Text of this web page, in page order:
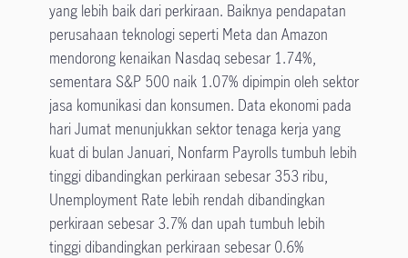
yang lebih baik dari perkiraan. Baiknya pendapatan
perusahaan teknologi seperti Meta dan Amazon
mendorong kenaikan Nasdaq sebesar 1.74%,
sementara S&P 500 naik 1.07% dipimpin oleh sektor
jasa komunikasi dan konsumen. Data ekonomi pada
hari Jumat menunjukkan sektor tenaga kerja yang
kuat di bulan Januari, Nonfarm Payrolls tumbuh lebih
tinggi dibandingkan perkiraan sebesar 353 ribu,
Unemployment Rate lebih rendah dibandingkan
perkiraan sebesar 3.7% dan upah tumbuh lebih
tinggi dibandingkan perkiraan sebesar 0.6%